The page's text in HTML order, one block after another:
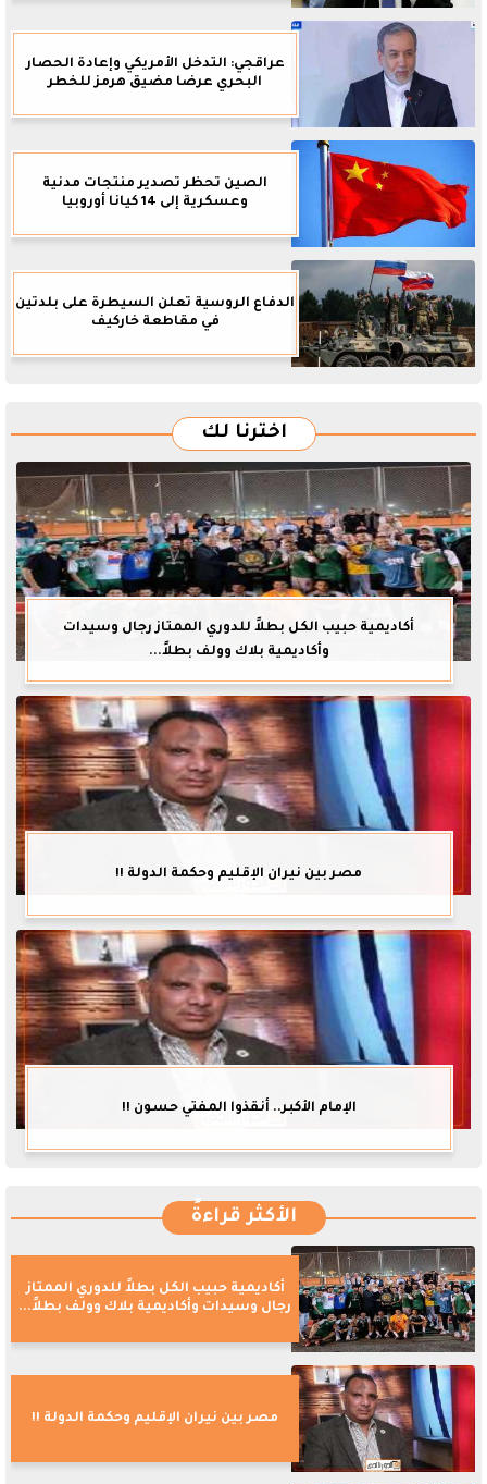
عراقجي: التدخل الأمريكي وإعادة الحصار
البحري عرضا مضيق هرمز للخطر
الصين تحظر تصدير منتجات مدنية
وعسكرية إلى 14 كيانا أوروبيا
الدفاع الروسية تعلن السيطرة على بلدتين
في مقاطعة خاركيف
اخترنا لك
أكاديمية حبيب الكل بطلاً للدوري الممتاز رجال وسيدات
وأكاديمية بلاك وولف بطلاً...
مصر بين نيران الإقليم وحكمة الدولة !!
الإمام الأكبر.. أنقذوا المفتي حسون !!
الأكثر قراءةً
أكاديمية حبيب الكل بطلاً للدوري الممتاز
رجال وسيدات وأكاديمية بلاك وولف بطلاً...
مصر بين نيران الإقليم وحكمة الدولة !!